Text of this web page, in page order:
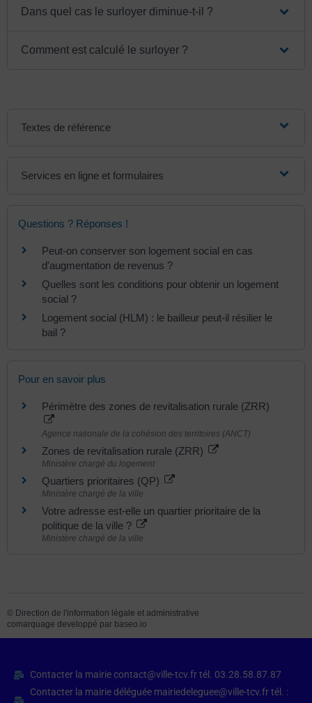
Dans quel cas le surloyer diminue-t-il ?
Comment est calculé le surloyer ?
Textes de référence
Services en ligne et formulaires
Questions ? Réponses !
Peut-on conserver son logement social en cas
d'augmentation de revenus ?
Quelles sont les conditions pour obtenir un logement
social ?
Logement social (HLM) : le bailleur peut-il résilier le
bail ?
Pour en savoir plus
Périmètre des zones de revitalisation rurale (ZRR)
Agence nationale de la cohésion des territoires (ANCT)
Zones de revitalisation rurale (ZRR)
Ministère chargé du logement
Quartiers prioritaires (QP)
Ministère chargé de la ville
Votre adresse est-elle un quartier prioritaire de la
politique de la ville ?
Ministère chargé de la ville
© Direction de l'information légale et administrative
comarquage developpé par baseo.io
Contacter la mairie contact@ville-tcv.fr tél. 03.28.58.87.87
Contacter la mairie déléguée mairiedeleguee@ville-tcv.fr tél. :